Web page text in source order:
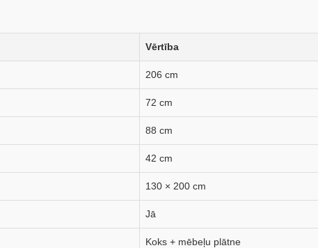
Vērtība
206 cm
72 cm
88 cm
42 cm
130 × 200 cm
Jā
Koks + mēbeļu plātne